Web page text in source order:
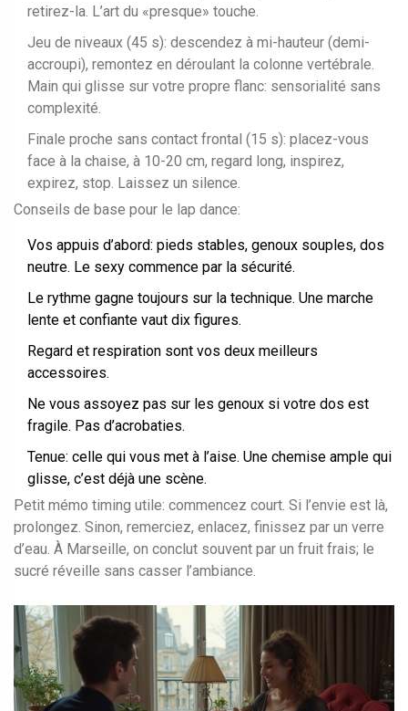
retirez-la. L’art du «presque» touche.
Jeu de niveaux (45 s): descendez à mi-hauteur (demi-
accroupi), remontez en déroulant la colonne vertébrale.
Main qui glisse sur votre propre flanc: sensorialité sans
complexité.
Finale proche sans contact frontal (15 s): placez-vous
face à la chaise, à 10-20 cm, regard long, inspirez,
expirez, stop. Laissez un silence.
Conseils de base pour le lap dance:
Vos appuis d’abord: pieds stables, genoux souples, dos
neutre. Le sexy commence par la sécurité.
Le rythme gagne toujours sur la technique. Une marche
lente et confiante vaut dix figures.
Regard et respiration sont vos deux meilleurs
accessoires.
Ne vous assoyez pas sur les genoux si votre dos est
fragile. Pas d’acrobaties.
Tenue: celle qui vous met à l’aise. Une chemise ample qui
glisse, c’est déjà une scène.
Petit mémo timing utile: commencez court. Si l’envie est là,
prolongez. Sinon, remerciez, enlacez, finissez par un verre
d’eau. À Marseille, on conclut souvent par un fruit frais; le
sucré réveille sans casser l’ambiance.